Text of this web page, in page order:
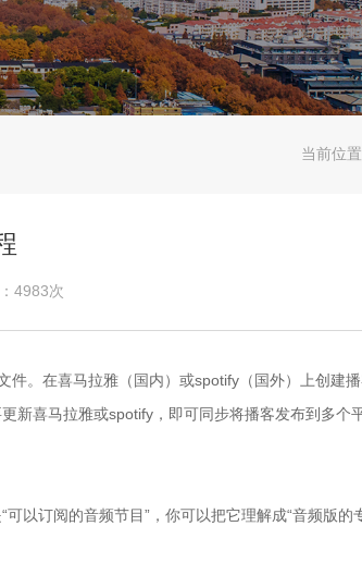
当前位置
4983次
。在喜马拉雅（国内）或spotify（国外）上创建播
新喜马拉雅或spotify，即可同步将播客发布到多个平
以订阅的音频节目”，你可以把它理解成“音频版的